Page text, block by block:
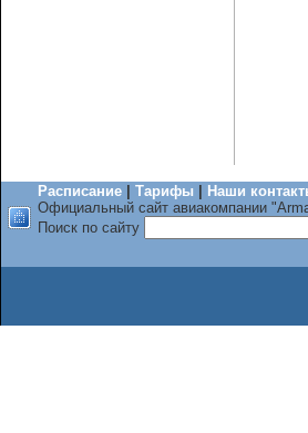
Расписание Тарифы Наши
Официальный сайт авиакомпании
Поиск по сайту